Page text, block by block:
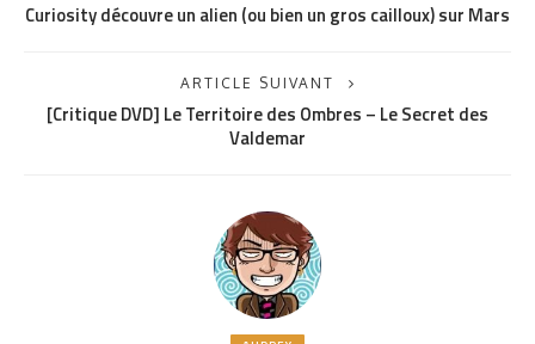
Curiosity découvre un alien (ou bien un gros cailloux) sur Mars
ARTICLE SUIVANT
[Critique DVD] Le Territoire des Ombres – Le Secret des
Valdemar